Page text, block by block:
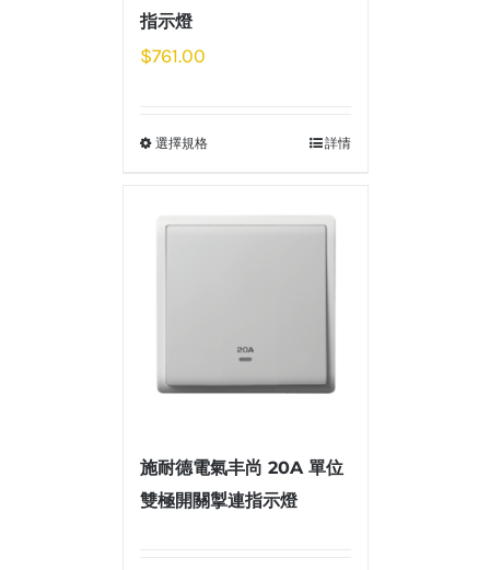
指示燈
$761.00
選擇規格 詳情
施耐德電氣丰尚 20A 單位
雙極開關掣連指示燈